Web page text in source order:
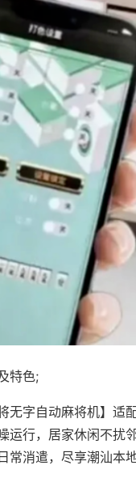
特色;
无字自动麻将机】
运行，居家休闲不扰
常消遣，尽享潮汕本